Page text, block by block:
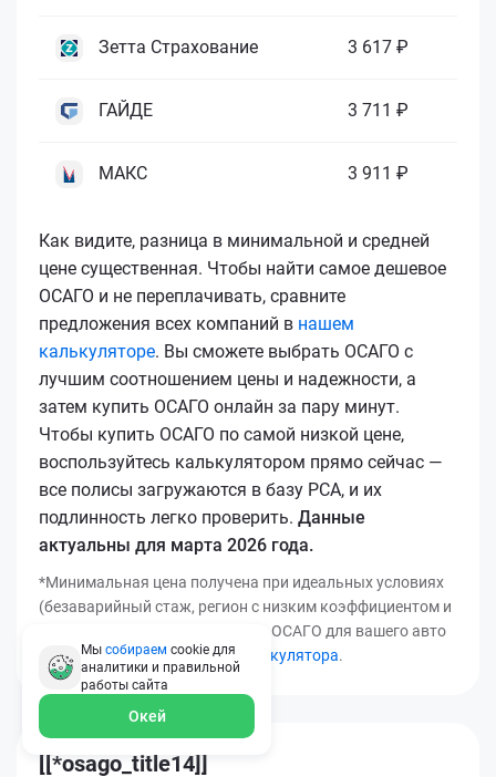
Зетта Страхование 3 617 ₽
ГАЙДЕ 3 711 ₽
МАКС 3 911 ₽
Как видите, разница в минимальной и средней
цене существенная. Чтобы найти самое дешевое
ОСАГО и не переплачивать, сравните
предложения всех компаний в нашем
калькуляторе. Вы сможете выбрать ОСАГО с
лучшим соотношением цены и надежности, а
затем купить ОСАГО онлайн за пару минут.
Чтобы купить ОСАГО по самой низкой цене,
воспользуйтесь калькулятором прямо сейчас —
все полисы загружаются в базу РСА, и их
подлинность легко проверить. Данные
актуальны для марта 2026 года.
*Минимальная цена получена при идеальных условиях
(безаварийный стаж, регион с низким коэффициентом и
т.д.). Узнать точную стоимость ОСАГО для вашего авто
можно с помощьюнашего калькулятора.
[[*osago_title14]]
Мы собираем cookie для
аналитики и правильной
работы сайта
Окей